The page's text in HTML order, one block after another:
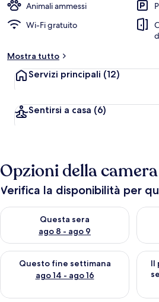
Animali ammessi
Wi-Fi gratuito
Mostra tutto
Servizi principali (12)
Sentirsi a casa (6)
Opzioni della camera
Verifica la disponibilità per
Questa sera
ago 8 - ago 9
Verifica la disponibilità per questa
Questo fine settimana
ago 14 - ago 16
Verifica la disponibilità per questo
Il